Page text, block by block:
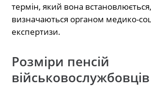
термін, який вона встановлюється,
визначаються органом медико-
експертизи.
Розміри пенсій
військовослужбовців